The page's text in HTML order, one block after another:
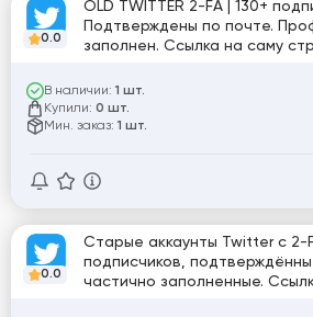
0.0
OLD TWITTER 2-FA | 130+
Подтверждены по почте.
заполнен. Ссылка на саму
В наличии: 1 шт.
Купили: 0 шт.
Мин. заказ: 1 шт.
0.0
Старые аккаунты Twitter с 2-
подписчиков,
частично заполненные.